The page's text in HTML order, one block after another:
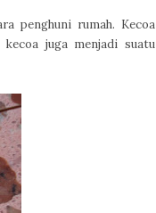
penghuni rumah. Kecoa
juga menjadi suatu